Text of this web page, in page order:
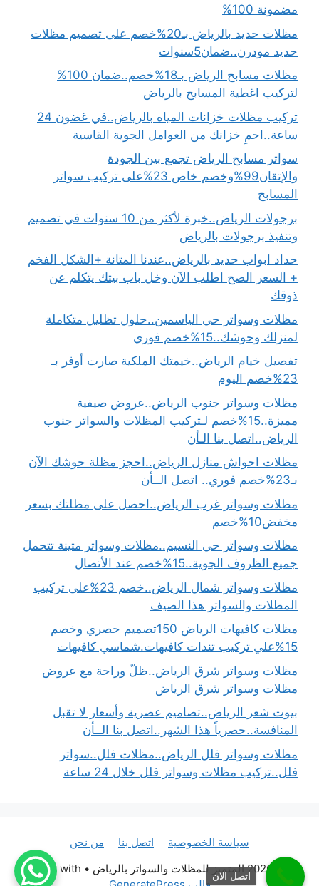
مضمونة 100%
مظلات حديد بالرياض بـ20%خصم على تصميم مظلات
حديد مودرن..ضمان5سنوات
مظلات مسابح الرياض بـ18%خصم..ضمان 100%
لتركيب اغطية المسابح بالرياض
تركيب مظلات خزانات المياه بالرياض..في غضون 24
ساعة..احمِ خزانك من العوامل الجوية القاسية
سواتر مسابح الرياض تجمع بين الجودة
والإتقان99%وخصم خاص 23%على تركيب سواتر
المسابح
برجولات الرياض..خبرة لأكثر من 10 سنوات في تصميم
وتنفيذ برجولات بالرياض
حداد ابواب حديد بالرياض..عندنا المتانة +الشكل الفخم
+ السعر الصح اطلب الآن وخل باب بيتك يتكلم عن
ذوقك
مظلات وسواتر حي الياسمين..حلول تظليل متكاملة
لمنزلك وحوشك..15%خصم فوري
تفصيل خيام الرياض..خيمتك الملكية صارت أوفر بـ
23%خصم اليوم
مظلات وسواتر جنوب الرياض..عروض صيفية
مميزة..15%خصم لـتركيب المظلات والسواتر جنوب
الرياض..اتصل بنا الـأن
مظلات احواش منازل الرياض..احجز مظلة حوشك الآن
بـ23%خصم فوري.. اتصل الــأن
مظلات وسواتر غرب الرياض..احصل على مظلتك بسعر
مخفض10%خصم
مظلات وسواتر حي النسيم..مظلات وسواتر متينة تتحمل
جميع الظروف الجوية..15%خصم عند الأتصال
مظلات وسواتر شمال الرياض..خصم 23%على تركيب
المظلات والسواتر هذا الصيف
مظلات كافيهات الرياض 150تصميم حصري وخصم
15%علي تركيب تندات كافيهات.شماسي كافيهات
مظلات وسواتر شرق الرياض..ظلّ وراحة مع عروض
مظلات وسواتر شرق الرياض
بيوت شعر الرياض..تصاميم عصرية وأسعار لا تقبل
المنافسة..حصرياً هذا الشهر..اتصل بنا الــأن
مظلات وسواتر فلل الرياض..مظلات فلل..سواتر
فلل..تركيب مظلات وسواتر فلل خلال 24 ساعة
سياسة الخصوصية اتصل بنا
من نحن
• Built with
اتصل الان